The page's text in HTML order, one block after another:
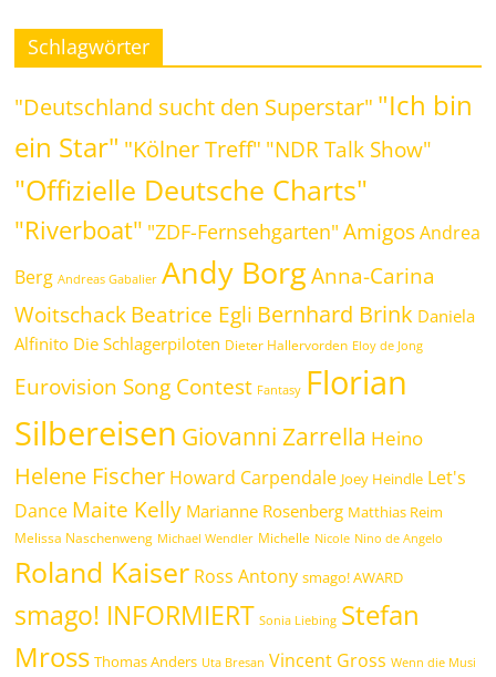
Schlagwörter
"Deutschland sucht den Superstar" "Ich bin
ein Star" "Kölner Treff" "NDR Talk Show"
"Offizielle Deutsche Charts"
"Riverboat" "ZDF-Fernsehgarten" Amigos Andrea
Berg Andreas Gabalier Andy Borg Anna-Carina
WoitschackBeatrice Egli Bernhard Brink Daniela
Alfinito Die Schlagerpiloten Dieter Hallervorden Eloy de Jong
Eurovision Song Contest Fantasy Florian
Silbereisen Giovanni Zarrella Heino
Helene Fischer Howard Carpendale Joey Heindle Let's
Dance Maite Kelly Marianne Rosenberg Matthias Reim
Melissa Naschenweng Michael Wendler Michelle Nicole Nino de Angelo
Roland Kaiser Ross Antony smago! AWARD
smago! INFORMIERT Sonia Liebing Stefan
Mross Thomas Anders Uta Bresan Vincent Gross Wenn die Musi